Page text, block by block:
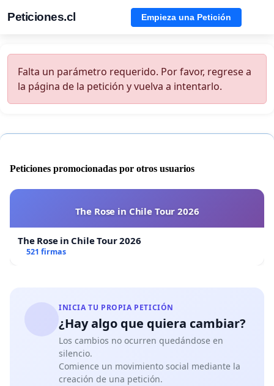
Peticiones.cl Empieza una Petición
Falta un parámetro requerido. Por favor, regrese a
la página de la petición y vuelva a intentarlo.
Peticiones promocionadas por otros usuarios
The Rose in Chile Tour 2026
The Rose in Chile Tour 2026
521 firmas
INICIA TU PROPIA PETICIÓN
¿Hay algo que quiera cambiar?
Los cambios no ocurren quedándose en
silencio.
Comience un movimiento social mediante la
creación de una petición.